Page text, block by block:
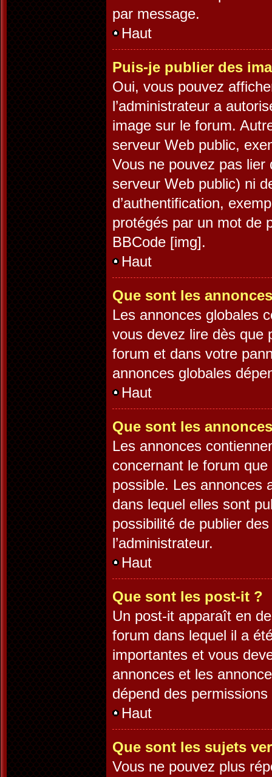
par message.
Haut
Puis-je publier des
Oui, vous pouvez
l’administrateur a
image sur le forum.
serveur Web public,
Vous ne pouvez pas lier
serveur Web public) ni
d’authentification,
protégés par un mot de
BBCode [img].
Haut
Que sont les
Les annonces globales
vous devez lire dès que
forum et dans votre
annonces globales
Haut
Que sont les
Les annonces
concernant le forum
possible. Les annonces
dans lequel elles sont
possibilité de publier
l’administrateur.
Haut
Que sont les post-it ?
Un post-it apparaît en
forum dans lequel il a
importantes et vous
annonces et les
dépend des
Haut
Que sont les sujets
Vous ne pouvez plus